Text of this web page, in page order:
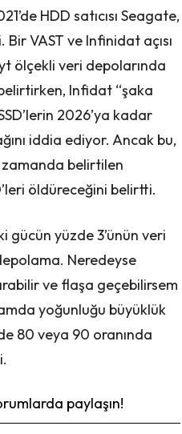
HDD satıcısı Seagate,
VAST ve Infinidat açısı
ölçekli veri depolarında
Infidat “şaka
2026’ya kadar
iddia ediyor. Ancak bu,
zamanda belirtilen
öldüreceğini belirtti.
gücün yüzde 3’ünün veri
Neredeyse
ve flaşa geçebilirsem
yoğunluğu büyüklük
80 veya 90 oranında
paylaşın!